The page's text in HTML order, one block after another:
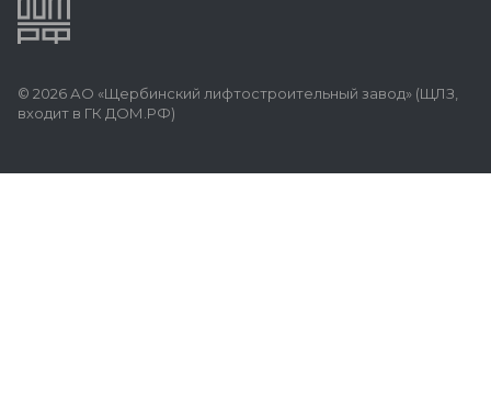
© 2026 АО «Щербинский лифтостроительный завод» (ЩЛЗ,
входит в ГК ДОМ.РФ)